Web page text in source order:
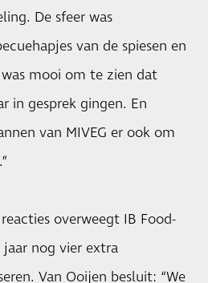
De sfeer was
van de spiesen en
mooi om te zien dat
in gesprek gingen. En
van MIVEG er ook om
overweegt IB Food-
nog vier extra
Van Ooijen besluit: “We